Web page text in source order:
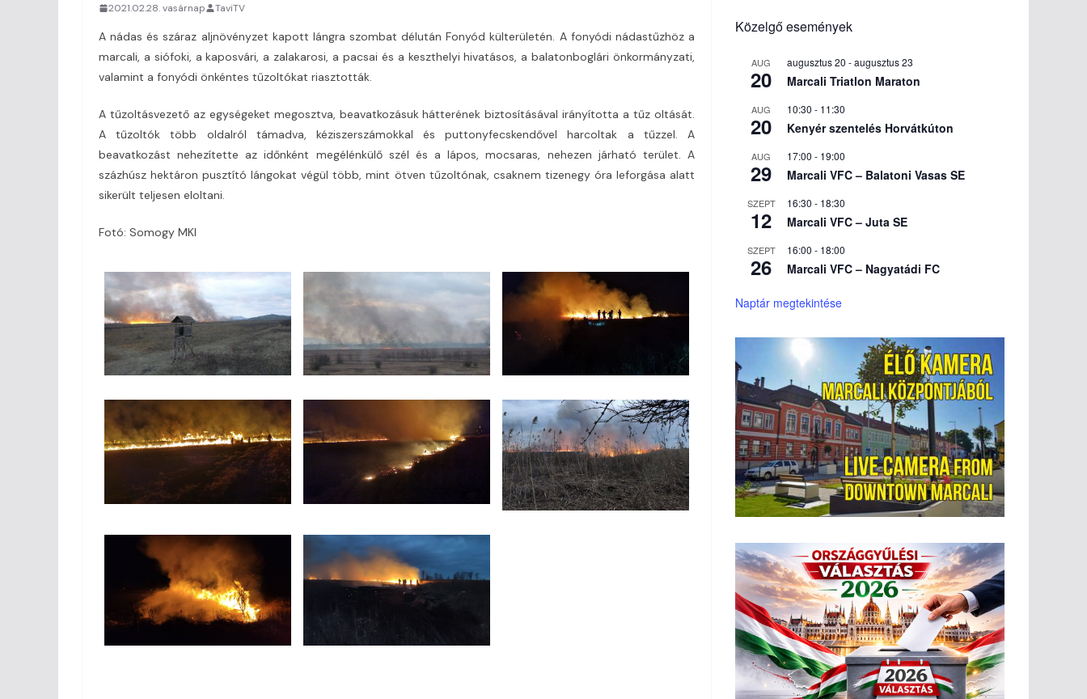
2021.02.28. vasárnap TaviTV
A nádas és száraz aljnövényzet kapott lángra szombat délután Fonyód külterületén. A fonyódi nádastűzhöz a
marcali, a siófoki, a kaposvári, a zalakarosi, a pacsai és a keszthelyi hivatásos, a balatonboglári önkormányzati,
valamint a fonyódi önkéntes tűzoltókat riasztották.
A tűzoltásvezető az egységeket megosztva, beavatkozásuk hátterének biztosításával irányította a tűz oltását.
A tűzoltók több oldalról támadva, kéziszerszámokkal és puttonyfecskendővel harcoltak a tűzzel. A
beavatkozást nehezítette az időnként megélénkülő szél és a lápos, mocsaras, nehezen járható terület. A
százhúsz hektáron pusztító lángokat végül több, mint ötven tűzoltónak, csaknem tizenegy óra leforgása alatt
sikerült teljesen eloltani.
Fotó: Somogy MKI
Közelgő események
AUG
20
augusztus 20 -augusztus 23
Marcali Triatlon Maraton
AUG
20
10:30 - 11:30
Kenyér szentelés Horvátkúton
AUG
29
17:00 - 19:00
Marcali VFC – Balatoni Vasas SE
SZEPT
12
16:30 - 18:30
Marcali VFC – Juta SE
SZEPT
26
16:00 - 18:00
Marcali VFC – Nagyatádi FC
Naptár megtekintése